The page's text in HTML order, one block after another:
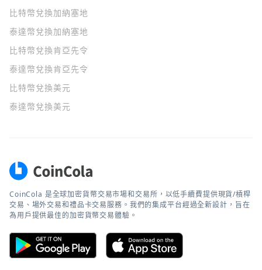
比特幣兌換加納塞地
泰達幣兌換加納塞地
比特幣兌換肯亞先令
泰達幣兌換肯亞先令
比特幣兌換美元
泰達幣兌換美元
CoinCola 是全球加密貨幣交易市場和交易所，以低手續費提供現貨/槓桿
交易、場外交易和禮品卡交易服務。我們的集成平台經過全新設計，旨在
為用戶提供最佳的加密貨幣交易體驗。